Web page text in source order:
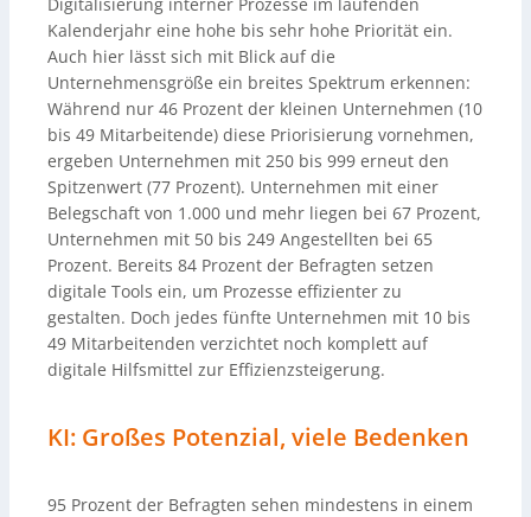
Kalenderjahr eine hohe bis sehr hohe Priorität ein.
Auch hier lässt sich mit Blick auf die
Unternehmensgröße ein breites Spektrum erkennen:
Während nur 46 Prozent der kleinen Unternehmen (10
bis 49 Mitarbeitende) diese Priorisierung vornehmen,
ergeben Unternehmen mit 250 bis 999 erneut den
Spitzenwert (77 Prozent). Unternehmen mit einer
Belegschaft von 1.000 und mehr liegen bei 67 Prozent,
Unternehmen mit 50 bis 249 Angestellten bei 65
Prozent. Bereits 84 Prozent der Befragten setzen
digitale Tools ein, um Prozesse effizienter zu
gestalten. Doch jedes fünfte Unternehmen mit 10 bis
49 Mitarbeitenden verzichtet noch komplett auf
digitale Hilfsmittel zur Effizienzsteigerung.
KI: Großes Potenzial, viele Bedenken
95 Prozent der Befragten sehen mindestens in einem